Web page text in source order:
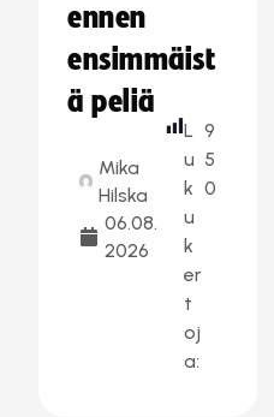
ennen
ensimmäist
ä peliä
Mika
Hilska
06.08.
2026
L
u
k
u
k
er
t
oj
a:
9
5
0